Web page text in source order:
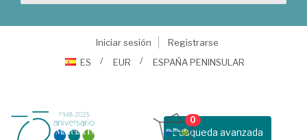
Iniciar sesión
Registrarse
ES
EUR ESPAÑA PENINSULAR
Busqueda avanzada
0